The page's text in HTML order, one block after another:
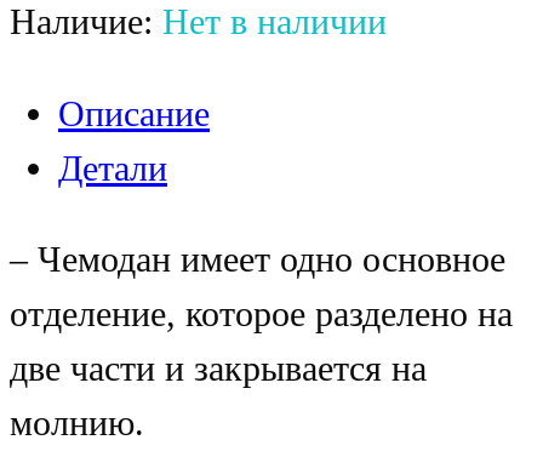
Наличие: Нет в наличии
Описание
Детали
– Чемодан имеет одно основное
отделение, которое разделено на
две части и закрывается на
молнию.